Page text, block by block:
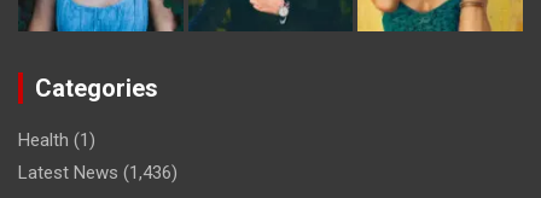
Categories
Health (1)
Latest News (1,436)